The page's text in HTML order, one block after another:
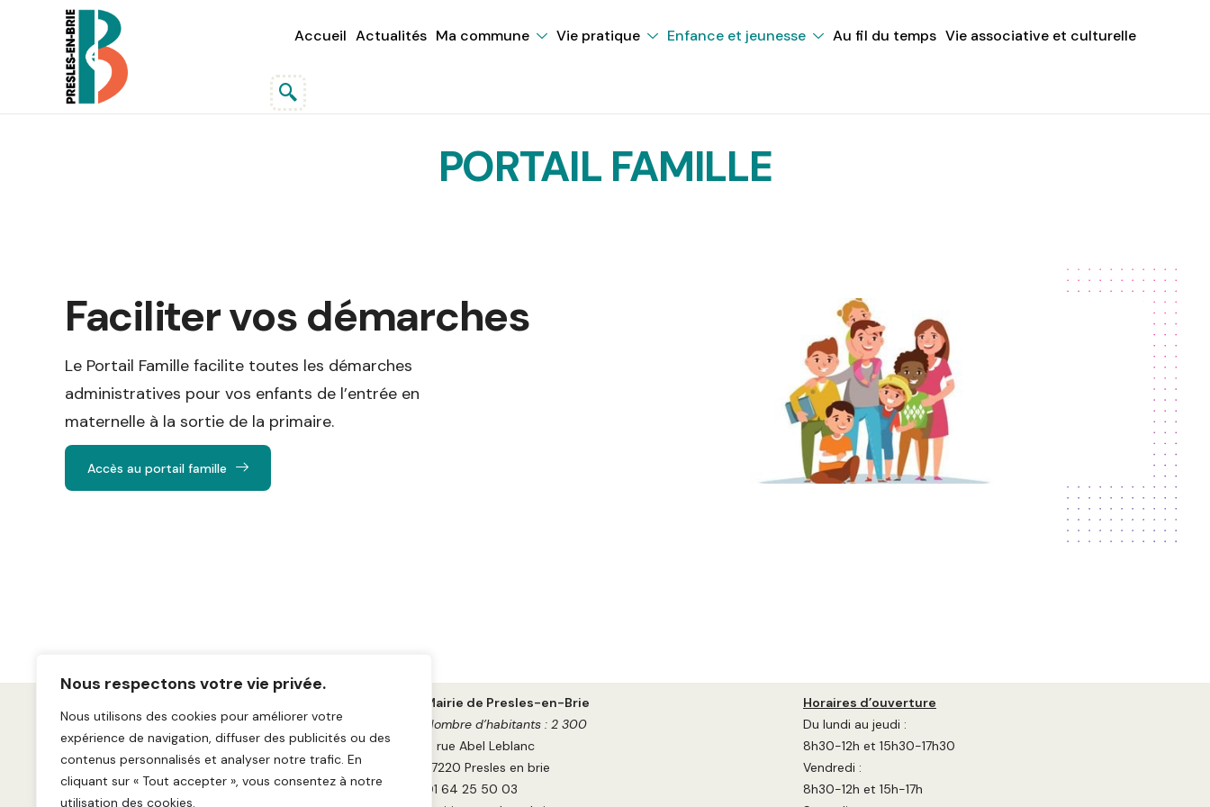
Nous respectons votre vie privée.
Nous utilisons des cookies pour améliorer votre
expérience de navigation, diffuser des publicités ou des
contenus personnalisés et analyser notre trafic. En
cliquant sur « Tout accepter », vous consentez à notre
utilisation des cookies.
Accueil Actualités Ma commune Vie pratique Enfance et jeunesse Au fil du temps Vie associative et culturelle
PORTAIL FAMILLE
Faciliter vos démarches
Le Portail Famille facilite toutes les démarches
administratives pour vos enfants de l’entrée en
maternelle à la sortie de la primaire.
Accès au portail famille
Mairie de Presles-en-Brie
Nombre d’habitants : 2 300
6 rue Abel Leblanc
77220 Presles en brie
01 64 25 50 03
Horaires d’ouverture
Du lundi au jeudi :
8h30-12h et 15h30-17h30
Vendredi :
8h30-12h et 15h-17h